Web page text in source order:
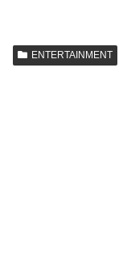
ENTERTAINMENT